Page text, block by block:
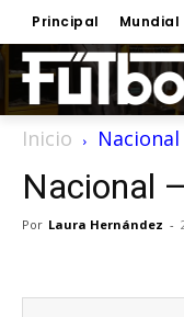
Principal Mundial
Inicio
Nacional
Por Laura Hernández -